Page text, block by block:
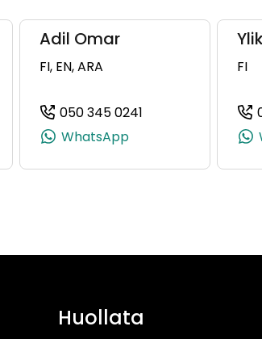
5912) 0505940167, +358 50 594 0167)
Adil Omar
FI, EN, ARA
050 345 0241
(+358503450241,
WhatsApp
FI
Huollata